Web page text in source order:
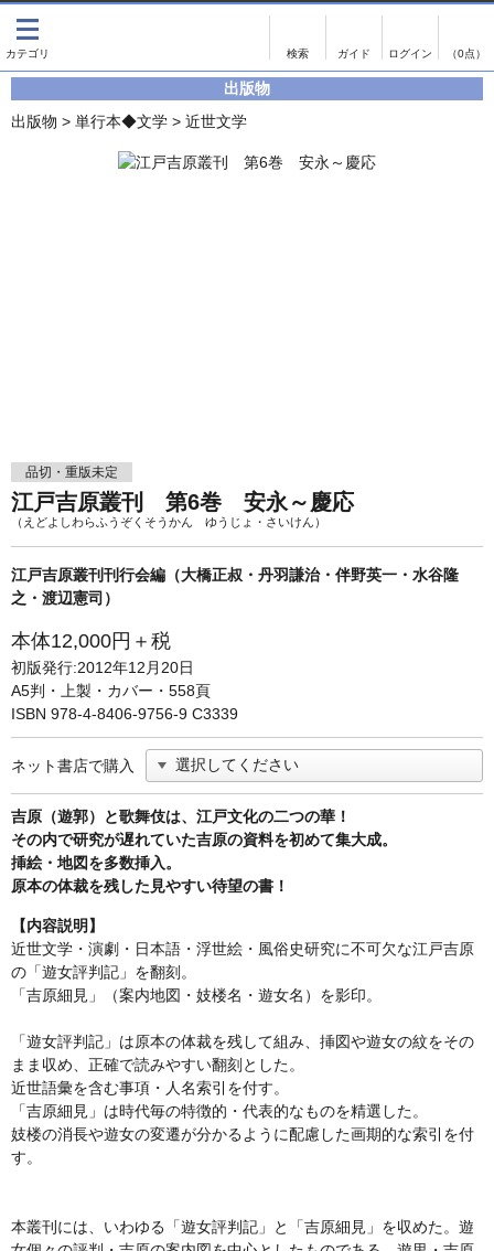
（0点）
影印資料
単行本◆日本語史
Ｗｅｂ版
書誌学・目録
古書目録
画像がある商品のみ検索
出版物
出版物 > 単行本◆文学 > 近世文学
品切・重版未定
江戸吉原叢刊 第6巻 安永～慶応
（えどよしわらふうぞくそうかん ゆうじょ・さいけん）
江戸吉原叢刊刊行会編（大橋正叔・丹羽謙治・伴野英一・水谷隆
之・渡辺憲司）
本体12,000円＋税
初版発行:2012年12月20日
A5判・上製・カバー・558頁
ISBN 978-4-8406-9756-9 C3339
ネット書店で購入
吉原（遊郭）と歌舞伎は、江戸文化の二つの華！
その内で研究が遅れていた吉原の資料を初めて集大成。
挿絵・地図を多数挿入。
原本の体裁を残した見やすい待望の書！
【内容説明】
近世文学・演劇・日本語・浮世絵・風俗史研究に不可欠な江戸吉原
の「遊女評判記」を翻刻。
「吉原細見」（案内地図・妓楼名・遊女名）を影印。
「遊女評判記」は原本の体裁を残して組み、挿図や遊女の紋をその
まま収め、正確で読みやすい翻刻とした。
近世語彙を含む事項・人名索引を付す。
「吉原細見」は時代毎の特徴的・代表的なものを精選した。
妓楼の消長や遊女の変遷が分かるように配慮した画期的な索引を付
す。
本叢刊には、いわゆる「遊女評判記」と「吉原細見」を収めた。遊